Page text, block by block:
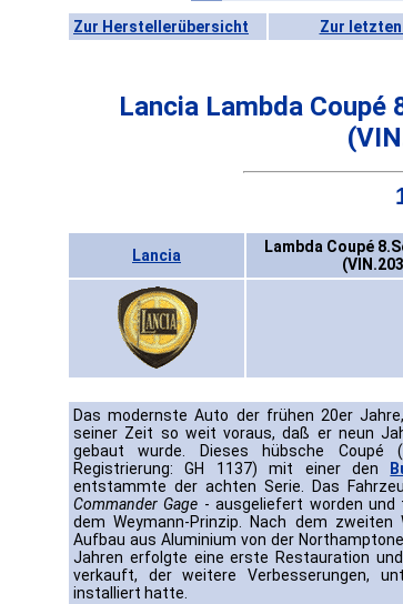
Zur Herstellerübersicht Zur
Lancia Lambda Coupé
Lancia
Lambda Coupé
Das modernste Auto der frühen 20er
seiner Zeit so weit voraus, daß er neun
gebaut wurde. Dieses hübsche Coupé
Registrierung: GH 1137) mit einer den
entstammte der achten Serie. Das
Commander Gage - ausgeliefert worden und
dem Weymann-Prinzip. Nach dem zweiten
Aufbau aus Aluminium von der
Jahren erfolgte eine erste Restauration
verkauft, der weitere Verbesserungen,
installiert hatte.